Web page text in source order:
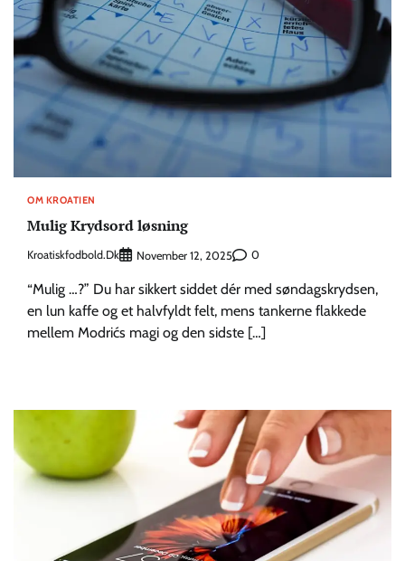
OM KROATIEN
Mulig Krydsord løsning
Kroatiskfodbold.dk November 12, 2025 0
“Mulig …?” Du har sikkert siddet dér med søndagskrydsen,
en lun kaffe og et halvfyldt felt, mens tankerne flakkede
mellem Modrićs magi og den sidste […]